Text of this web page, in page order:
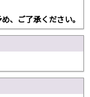
、ご了承ください。